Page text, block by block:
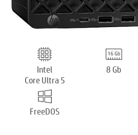
Intel
Core Ultra 5
8 Gb
FreeDOS